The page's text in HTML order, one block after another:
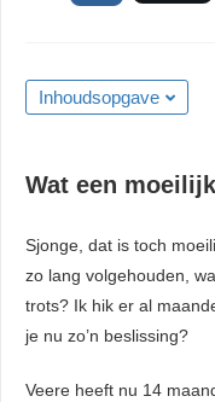
Inhoudsopgave
Wat een
Sjonge, dat is toch
zo lang volgehouden,
trots? Ik hik er al
je nu zo’n beslissing?
Veere heeft nu 14